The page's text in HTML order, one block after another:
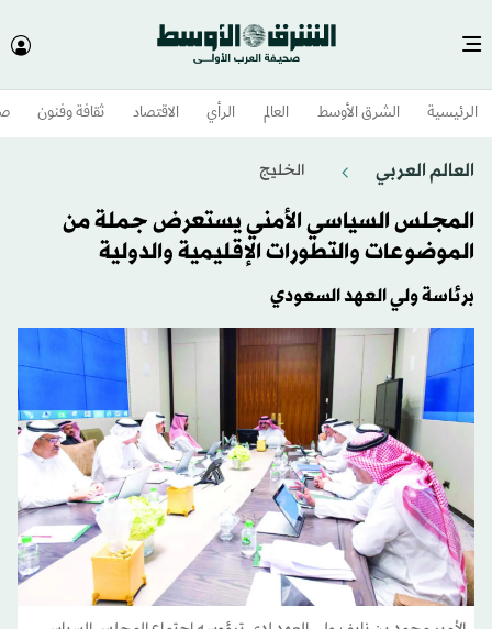
الرئيسية الشرق الأوسط​ العالم الرأي الاقتصاد ثقافة وفنون
العالم العربي الخليج
المجلس السياسي الأمني يستعرض جملة من
الموضوعات والتطورات الإقليمية والدولية
برئاسة ولي العهد السعودي